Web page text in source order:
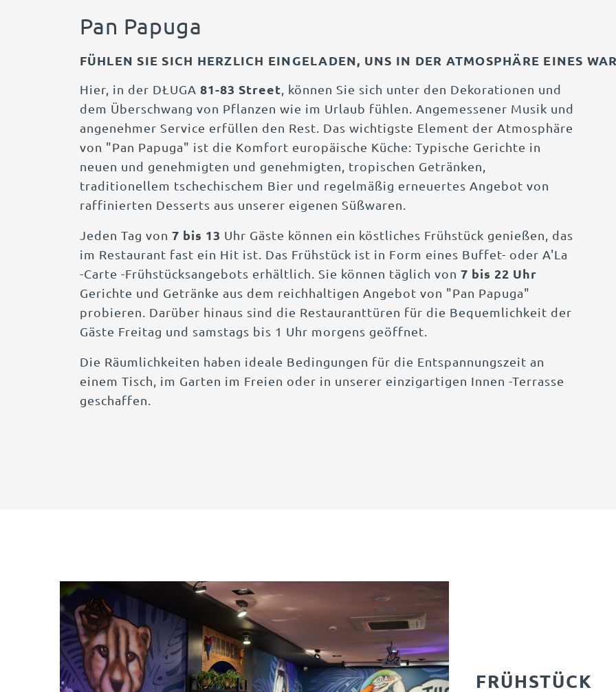
ZIMMER
JUNGGESELLENABSCHIEDE /
GEBURTSTAGE
DANZIG
Pan Papuga
FÜHLEN SIE SICH HERZLICH EINGELADEN, UNS IN DER ATMOSPHÄRE EINES
Hier, in der DŁUGA 81-83 Street, können Sie sich unter den Dekorationen und
dem Überschwang von Pflanzen wie im Urlaub fühlen. Angemessener Musik und
angenehmer Service erfüllen den Rest. Das wichtigste Element der Atmosphäre
von "Pan Papuga" ist die Komfort europäische Küche: Typische Gerichte in
neuen und genehmigten und genehmigten, tropischen Getränken,
traditionellem tschechischem Bier und regelmäßig erneuertes Angebot von
raffinierten Desserts aus unserer eigenen Süßwaren.
Jeden Tag von 7 bis 13 Uhr Gäste können ein köstliches Frühstück genießen, das
im Restaurant fast ein Hit ist. Das Frühstück ist in Form eines Buffet- oder A'La
-Carte -Frühstücksangebots erhältlich. Sie können täglich von 7 bis 22 Uhr
Gerichte und Getränke aus dem reichhaltigen Angebot von "Pan Papuga"
probieren. Darüber hinaus sind die Restauranttüren für die Bequemlichkeit der
Gäste Freitag und samstags bis 1 Uhr morgens geöffnet.
Die Räumlichkeiten haben ideale Bedingungen für die Entspannungszeit an
einem Tisch, im Garten im Freien oder in unserer einzigartigen Innen -Terrasse
geschaffen.
FRÜHSTÜCK